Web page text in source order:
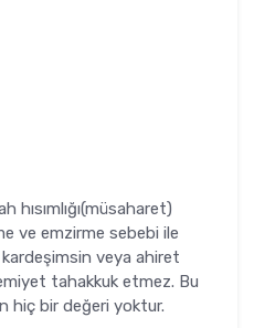
hısımlığı(müsaharet)
ve emzirme sebebi ile
veya ahiret
tahakkuk etmez. Bu
hiç bir değeri yoktur.